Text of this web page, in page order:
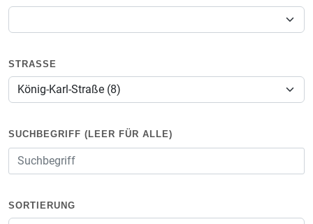
STRASSE
SUCHBEGRIFF (LEER FÜR ALLE)
SORTIERUNG